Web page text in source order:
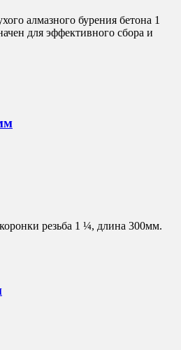
алмазного бурения бетона 1
для эффективного сбора и
резьба 1 ¼, длина 300мм.